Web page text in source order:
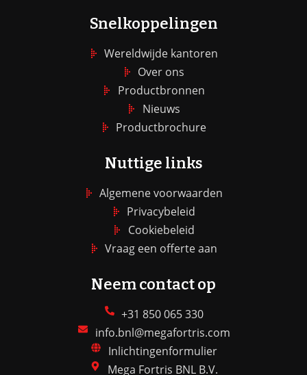
Snelkoppelingen
Wereldwijde kantoren
Over ons
Productbronnen
Nieuws
Productbrochure
Nuttige links
Algemene voorwaarden
Privacybeleid
Cookiebeleid
Vraag een offerte aan
Neem contact op
+31 850 065 330
info.bnl@megafortris.com
Inlichtingenformulier
Mega Fortris BNL B.V.